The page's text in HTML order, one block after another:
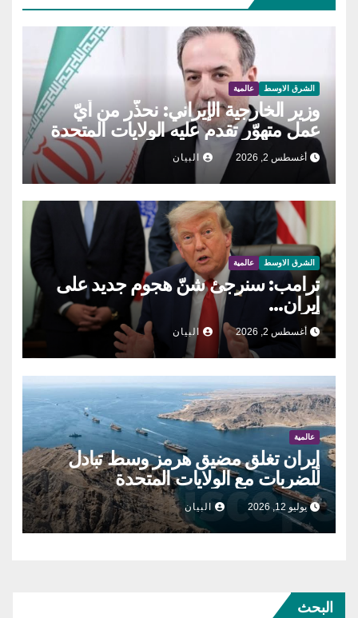
الشرق الاوسط عالمية
وزير الخارجية الإيراني: نحذّر من أيّ
عمل متهوّر تقدم عليه الولايات المتحدة
أغسطس 2, 2026 البيان
الشرق الاوسط عالمية
ترامب: سنرجئ شنّ هجوم جديد على
إيران…
أغسطس 2, 2026 البيان
عالمية
إيران تغلق مضيق هرمز وسط تبادل
للضربات مع الولايات المتحدة
يوليو 12, 2026 البيان
البحث